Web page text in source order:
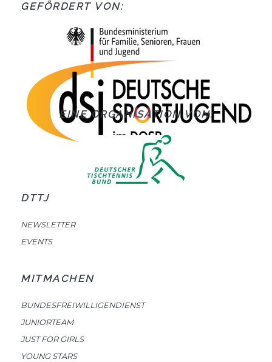
GEFÖRDERT VON:
EINE ORGANISATION VON:
DTTJ
NEWSLETTER
EVENTS
MITMACHEN
BUNDESFREIWILLIGENDIENST
JUNIORTEAM
JUST FOR GIRLS
YOUNG STARS